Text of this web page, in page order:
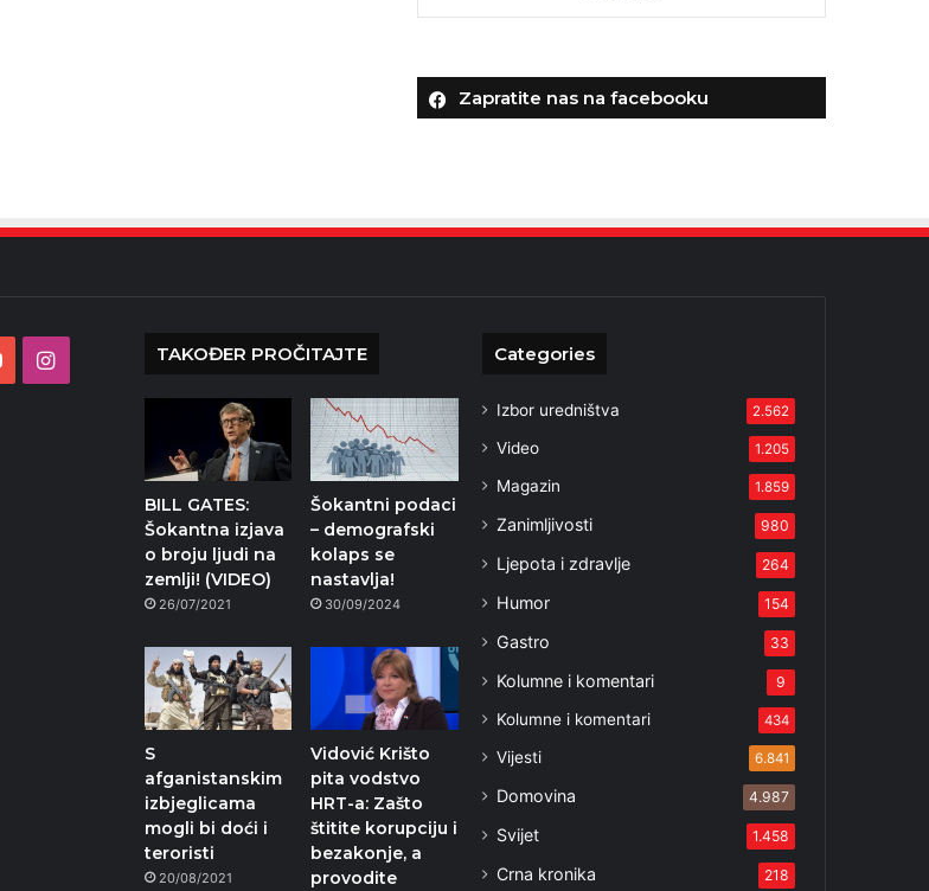
Zapratite nas na facebooku
YouTubeInstagram TAKOĐER PROČITAJTE
BILL GATES:
Šokantna izjava
o broju ljudi na
zemlji! (VIDEO)
26/07/2021
Šokantni podaci
– demografski
kolaps se
nastavlja!
30/09/2024
S
afganistanskim
izbjeglicama
mogli bi doći i
teroristi
20/08/2021
Vidović Krišto
pita vodstvo
HRT-a: Zašto
štitite korupciju i
bezakonje, a
provodite
Categories
Izbor uredništva 2.562
Video 1.205
Magazin 1.859
Zanimljivosti 980
Ljepota i zdravlje 264
Humor 154
Gastro 33
Kolumne i komentari 9
Kolumne i komentari 434
Vijesti 6.841
Domovina 4.987
Svijet 1.458
Crna kronika 218